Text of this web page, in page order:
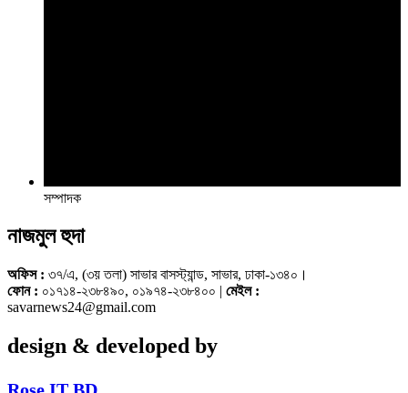
সম্পাদক
নাজমুল হুদা
অফিস : ৩৭/এ, (৩য় তলা) সাভার বাসস্ট্যান্ড, সাভার, ঢাকা-১৩৪০।
ফোন : ০১৭১৪-২৩৮৪৯০, ০১৯৭৪-২৩৮৪০০ | মেইল :
savarnews24@gmail.com
design & developed by